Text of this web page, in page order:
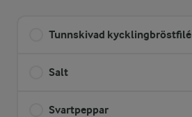
Tunnskivad kycklingbröstfilé
Salt
Svartpeppar